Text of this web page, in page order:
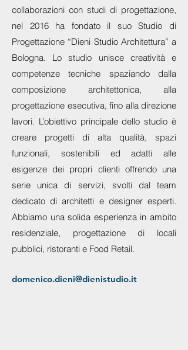
collaborazioni con studi di progettazione,
nel 2016 ha fondato il suo Studio di
Progettazione “Dieni Studio Architettura” a
Bologna. Lo studio unisce creatività e
competenze tecniche spaziando dalla
composizione architettonica, alla
progettazione esecutiva, fino alla direzione
lavori. L’obiettivo principale dello studio è
creare progetti di alta qualità, spazi
funzionali, sostenibili ed adatti alle
esigenze dei propri clienti offrendo una
serie unica di servizi, svolti dal team
dedicato di architetti e designer esperti.
Abbiamo una solida esperienza in ambito
residenziale, progettazione di locali
pubblici, ristoranti e Food Retail.
domenico.dieni@dienistudio.it